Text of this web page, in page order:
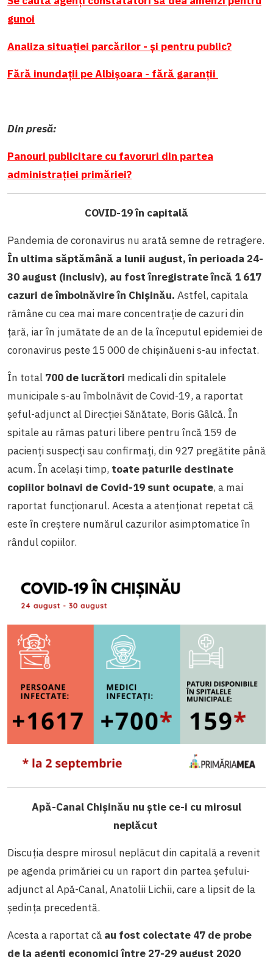
gunoi
Analiza situației parcărilor - și pentru public?
Fără inundații pe Albișoara - fără garanții
Din presă:
Panouri publicitare cu favoruri din partea
administrației primăriei?
COVID-19 în capitală
Pandemia de coronavirus nu arată semne de retragere.
În ultima săptămână a lunii august, în perioada 24-
30 august (inclusiv), au fost înregistrate încă 1 617
cazuri de îmbolnăvire în Chișinău. Astfel, capitala
rămâne cu cea mai mare concentrație de cazuri din
țară, iar în jumătate de an de la începutul epidemiei de
coronavirus peste 15 000 de chișinăueni s-au infectat.
În total 700 de lucrători medicali din spitalele
municipale s-au îmbolnăvit de Covid-19, a raportat
șeful-adjunct al Direcției Sănătate, Boris Gâlcă. În
spitale au rămas paturi libere pentru încă 159 de
pacienți suspecți sau confirmați, din 927 pregătite până
acum. În același timp, toate paturile destinate
copiilor bolnavi de Covid-19 sunt ocupate, a mai
raportat funcționarul. Acesta a atenționat repetat că
este în creștere numărul cazurilor asimptomatice în
rândul copiilor.
Apă-Canal Chișinău nu știe ce-i cu mirosul
neplăcut
Discuția despre mirosul neplăcut din capitală a revenit
pe agenda primăriei cu un raport din partea șefului-
adjunct al Apă-Canal, Anatolii Lichii, care a lipsit de la
ședința precedentă.
Acesta a raportat că au fost colectate 47 de probe
de la agenți economici între 27-29 august 2020